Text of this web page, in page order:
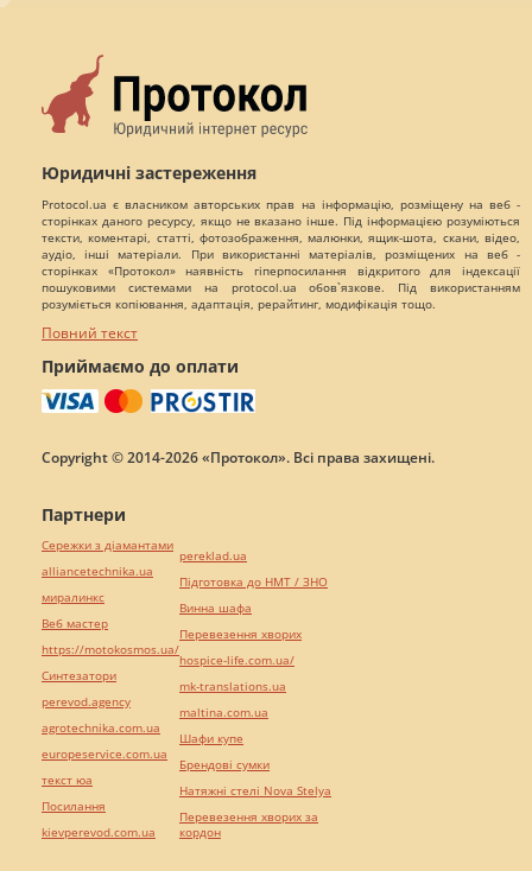
Юридичні застереження
Protocol.ua є власником авторських прав на інформацію, розміщену на веб -
сторінках даного ресурсу, якщо не вказано інше. Під інформацією розуміються
тексти, коментарі, статті, фотозображення, малюнки, ящик-шота, скани, відео,
аудіо, інші матеріали. При використанні матеріалів, розміщених на веб -
сторінках «Протокол» наявність гіперпосилання відкритого для індексації
пошуковими системами на protocol.ua обов`язкове. Під використанням
розуміється копіювання, адаптація, рерайтинг, модифікація тощо.
Повний текст
Приймаємо до оплати
Copyright © 2014-2026 «Протокол». Всі права захищені.
Партнери
Сережки з діамантами
alliancetechnika.ua
миралинкс
Веб мастер
https://motokosmos.ua/
Синтезатори
perevod.agency
agrotechnika.com.ua
europeservice.com.ua
текст юа
Посилання
kievperevod.com.ua
pereklad.ua
Підготовка до НМТ / ЗНО
Винна шафа
Перевезення хворих
hospice-life.com.ua/
mk-translations.ua
maltina.com.ua
Шафи купе
Брендові сумки
Натяжні стелі Nova Stelya
Перевезення хворих за
кордон